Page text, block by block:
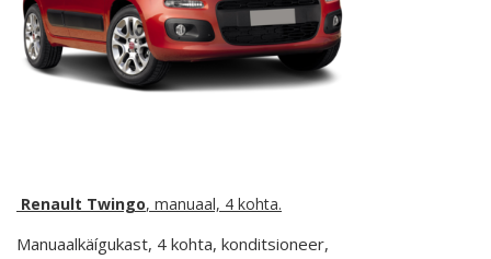
Renault Twingo, manuaal, 4 kohta.
Manuaalkäígukast, 4 kohta, konditsioneer,